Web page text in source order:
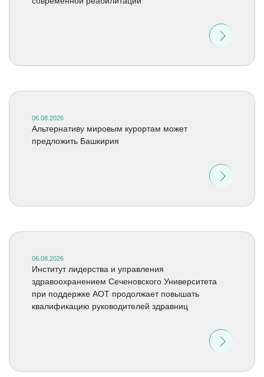
06.08.2026
Альтернативу мировым курортам может
предложить Башкирия
06.08.2026
Институт лидерства и управления
здравоохранением Сеченовского Университета
при поддержке АОТ продолжает повышать
квалификацию руководителей здравниц